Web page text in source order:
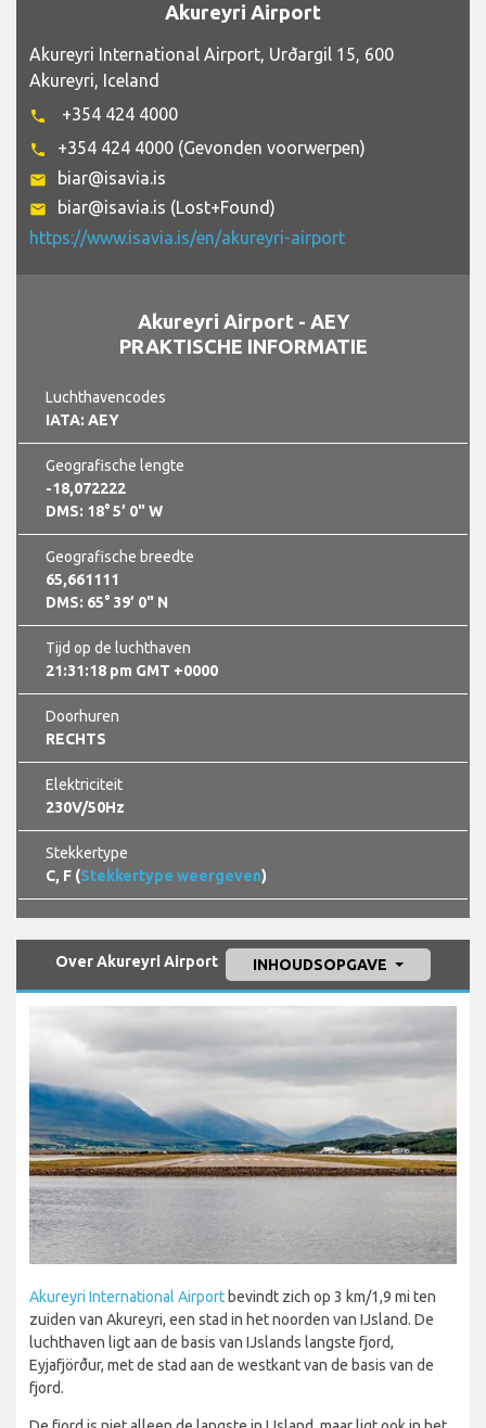
Akureyri Airport
Akureyri International Airport, Urðargil 15, 600
Akureyri, Iceland
phone +354 424 4000
phone +354 424 4000 (Gevonden voorwerpen)
email biar@isavia.is
email
biar@isavia.is (Lost+Found)
https://www.isavia.is/en/akureyri-airport
Akureyri Airport - AEY
PRAKTISCHE INFORMATIE
Luchthavencodes
IATA: AEY
Geografische lengte
-18,072222
DMS: 18° 5’ 0" W
Geografische breedte
65,661111
DMS: 65° 39’ 0" N
Tijd op de luchthaven
21:31:20 pm GMT +0000
Doorhuren
RECHTS
Elektriciteit
230V/50Hz
Stekkertype
C, F (Stekkertype weergeven)
Over Akureyri Airport INHOUDSOPGAVE
Akureyri International Airport bevindt zich op 3 km/1,9 mi ten
zuiden van Akureyri, een stad in het noorden van IJsland. De
luchthaven ligt aan de basis van IJslands langste fjord,
Eyjafjörður, met de stad aan de westkant van de basis van de
fjord.